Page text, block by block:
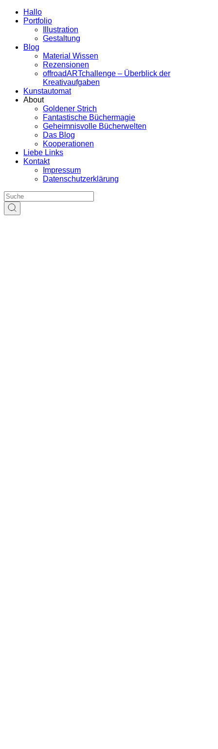
Hallo
Portfolio
Illustration
Gestaltung
Blog
Material Wissen
Rezensionen
offroadARTchallenge – Überblick der
Kreativaufgaben
Kunstautomat
About
Goldener Strich
Fantastische Büchermagie
Geheimnisvolle Bücherwelten
Das Blog
Kooperationen
Liebe Links
Kontakt
Impressum
Datenschutzerklärung